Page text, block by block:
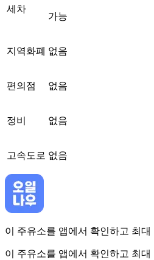
세차
가능
지역화폐 없음
편의점 없음
정비 없음
고속도로 없음
이 주유소를 앱에서 확인하고 최
이 주유소를 앱에서 확인하고 최